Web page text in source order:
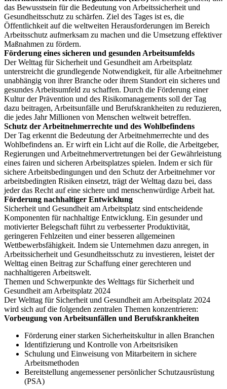
das Bewusstsein für die Bedeutung von Arbeitssicherheit und
Gesundheitsschutz zu schärfen. Ziel des Tages ist es, die
Öffentlichkeit auf die weltweiten Herausforderungen im Bereich
Arbeitsschutz aufmerksam zu machen und die Umsetzung effektiver
Maßnahmen zu fördern.
Förderung eines sicheren und gesunden Arbeitsumfelds
Der Welttag für Sicherheit und Gesundheit am Arbeitsplatz
unterstreicht die grundlegende Notwendigkeit, für alle Arbeitnehmer
unabhängig von ihrer Branche oder ihrem Standort ein sicheres und
gesundes Arbeitsumfeld zu schaffen. Durch die Förderung einer
Kultur der Prävention und des Risikomanagements soll der Tag
dazu beitragen, Arbeitsunfälle und Berufskrankheiten zu reduzieren,
die jedes Jahr Millionen von Menschen weltweit betreffen.
Schutz der Arbeitnehmerrechte und des Wohlbefindens
Der Tag erkennt die Bedeutung der Arbeitnehmerrechte und des
Wohlbefindens an. Er wirft ein Licht auf die Rolle, die Arbeitgeber,
Regierungen und Arbeitnehmervertretungen bei der Gewährleistung
eines fairen und sicheren Arbeitsplatzes spielen. Indem er sich für
sichere Arbeitsbedingungen und den Schutz der Arbeitnehmer vor
arbeitsbedingten Risiken einsetzt, trägt der Welttag dazu bei, dass
jeder das Recht auf eine sichere und menschenwürdige Arbeit hat.
Förderung nachhaltiger Entwicklung
Sicherheit und Gesundheit am Arbeitsplatz sind entscheidende
Komponenten für nachhaltige Entwicklung. Ein gesunder und
motivierter Belegschaft führt zu verbesserter Produktivität,
geringeren Fehlzeiten und einer besseren allgemeinen
Wettbewerbsfähigkeit. Indem sie Unternehmen dazu anregen, in
Arbeitssicherheit und Gesundheitsschutz zu investieren, leistet der
Welttag einen Beitrag zur Schaffung einer gerechteren und
nachhaltigeren Arbeitswelt.
Themen und Schwerpunkte des Welttags für Sicherheit und
Gesundheit am Arbeitsplatz 2024
Der Welttag für Sicherheit und Gesundheit am Arbeitsplatz 2024
wird sich auf die folgenden zentralen Themen konzentrieren:
Vorbeugung von Arbeitsunfällen und Berufskrankheiten
Förderung einer starken Sicherheitskultur in allen Branchen
Identifizierung und Kontrolle von Arbeitsrisiken
Schulung und Einweisung von Mitarbeitern in sichere
Arbeitsmethoden
Bereitstellung angemessener persönlicher Schutzausrüstung
(PSA)